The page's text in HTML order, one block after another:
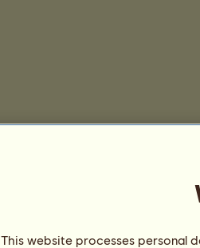
This website processes personal